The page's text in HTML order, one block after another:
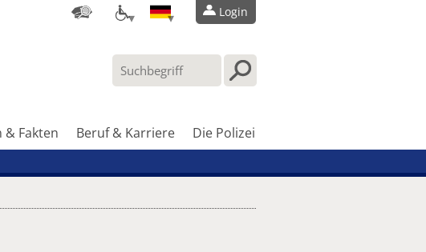
Login
& Fakten Beruf & Karriere Die Polizei